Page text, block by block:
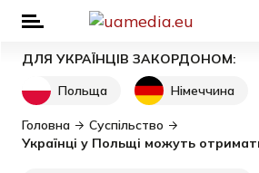
ДЛЯ УКРАЇНЦІВ ЗАКОРДОНОМ:
Польща
Німеччина
Головна
Суспільство